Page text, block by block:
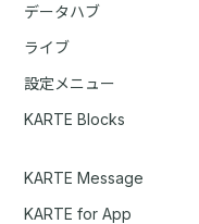
データハブ
ライブ
設定メニュー
KARTE Blocks
KARTE Message
KARTE for App